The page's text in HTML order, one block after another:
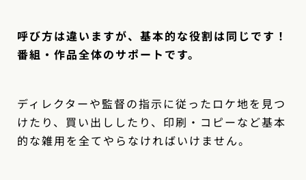
呼び方は違いますが、基本的な役割は同じです！
番組・作品全体のサポートです。
ディレクターや監督の指示に従ったロケ地を見つ
けたり、買い出ししたり、印刷・コピーなど基本
的な雑用を全てやらなければいけません。